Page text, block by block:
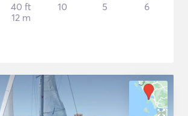
40 ft
12 m
10 5 6